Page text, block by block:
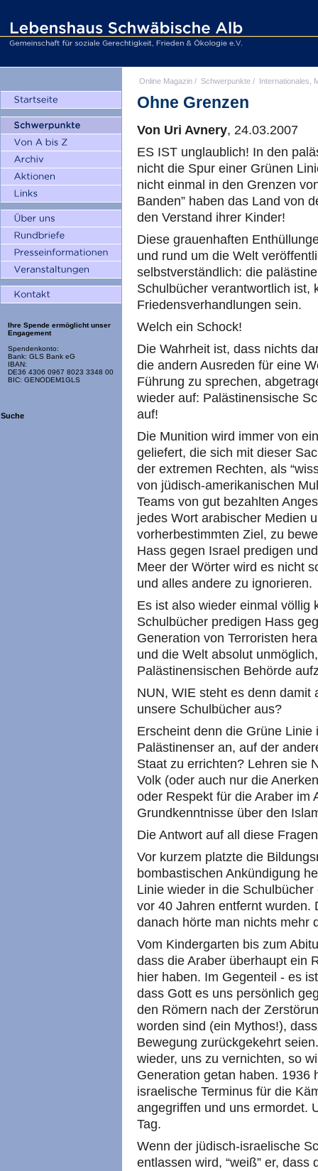
Ihre Spende ermöglicht unser
Engagement
Spendenkonto:
Bank: GLS Bank eG
IBAN:
DE36 4306 0967 8023 3348 00
BIC: GENODEM1GLS
Suche
Online Magazin / Schwerpunkte / Internationales,
Ohne Grenzen
Von Uri Avnery, 24.03.2007
ES IST unglaublich! In den
nicht die Spur einer Grünen
nicht einmal in den Grenzen
Banden” haben das Land von
den Verstand ihrer Kinder!
Diese grauenhaften
und rund um die Welt
selbstverständlich: die
Schulbücher verantwortlich ist,
Friedensverhandlungen sein.
Welch ein Schock!
Die Wahrheit ist, dass nichts
die andern Ausreden für eine
Führung zu sprechen,
wieder auf: Palästinensische
auf!
Die Munition wird immer von
geliefert, die sich mit dieser
der extremen Rechten, als
von jüdisch-amerikanischen
Teams von gut bezahlten
jedes Wort arabischer Medien
vorherbestimmten Ziel, zu
Hass gegen Israel predigen
Meer der Wörter wird es nicht
und alles andere zu ignorieren.
Es ist also wieder einmal völlig
Schulbücher predigen Hass
Generation von Terroristen
und die Welt absolut
Palästinensischen Behörde
NUN, WIE steht es denn damit
unsere Schulbücher aus?
Erscheint denn die Grüne
Palästinenser an, auf der
Staat zu errichten? Lehren sie
Volk (oder auch nur die
oder Respekt für die Araber im
Grundkenntnisse über den
Die Antwort auf all diese
Vor kurzem platzte die
bombastischen Ankündigung
Linie wieder in die
vor 40 Jahren entfernt wurden.
danach hörte man nichts mehr
Vom Kindergarten bis zum
dass die Araber überhaupt ein
hier haben. Im Gegenteil - es
dass Gott es uns persönlich
den Römern nach der
worden sind (ein Mythos!),
Bewegung zurückgekehrt
wieder, uns zu vernichten, so
Generation getan haben. 1936
israelische Terminus für die
angegriffen und uns ermordet.
Tag.
Wenn der jüdisch-israelische
entlassen wird, “weiß” er,